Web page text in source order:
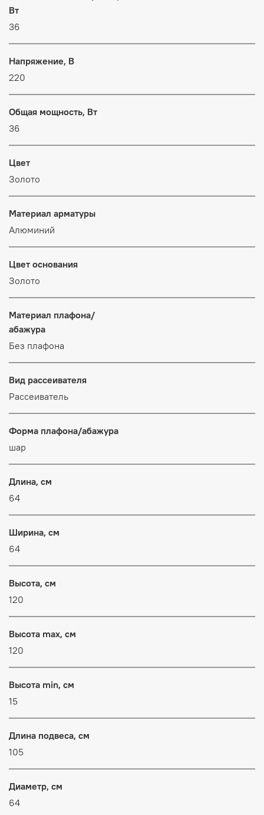
Вт
36
Напряжение, В
220
Общая мощность, Вт
36
Цвет
Золото
Материал арматуры
Алюминий
Цвет основания
Золото
Материал плафона/
абажура
Без плафона
Вид рассеивателя
Рассеиватель
Форма плафона/абажура
шар
Длина, см
64
Ширина, см
64
Высота, см
120
Высота max, см
120
Высота min, см
15
Длина подвеса, см
105
Диаметр, см
64